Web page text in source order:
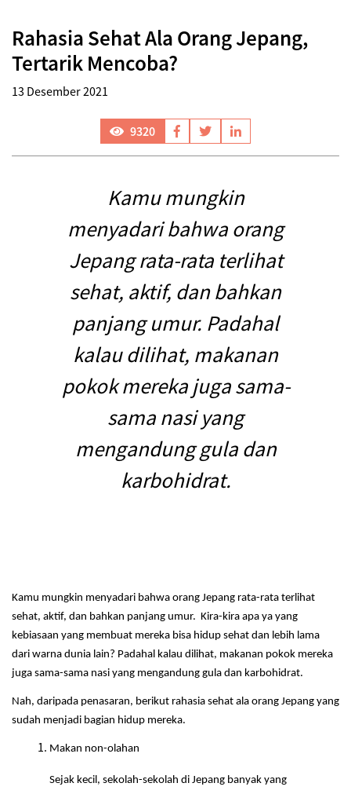
Rahasia Sehat Ala Orang Jepang,
Tertarik Mencoba?
13 Desember 2021
9320
Kamu mungkin
menyadari bahwa orang
Jepang rata-rata terlihat
sehat, aktif, dan bahkan
panjang umur. Padahal
kalau dilihat, makanan
pokok mereka juga sama-
sama nasi yang
mengandung gula dan
karbohidrat.
Kamu mungkin menyadari bahwa orang Jepang rata-rata terlihat
sehat, aktif, dan bahkan panjang umur. Kira-kira apa ya yang
kebiasaan yang membuat mereka bisa hidup sehat dan lebih lama
dari warna dunia lain? Padahal kalau dilihat, makanan pokok mereka
juga sama-sama nasi yang mengandung gula dan karbohidrat.
Nah, daripada penasaran, berikut rahasia sehat ala orang Jepang yang
sudah menjadi bagian hidup mereka.
Makan non-olahan
Sejak kecil, sekolah-sekolah di Jepang banyak yang